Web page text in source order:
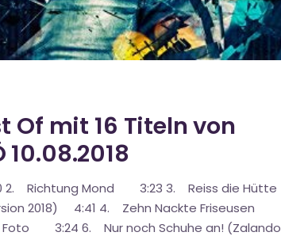
Of mit 16 Titeln von
2. Richtung Mond 3:23 3. Reiss die Hütte
2018) 4:41 4. Zehn Nackte Friseusen
3:24 6. Nur noch Schuhe an! (Zalando